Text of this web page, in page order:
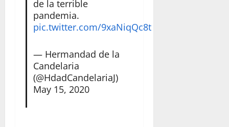
de la terrible
pandemia.
pic.twitter.com/9xaNiqQc8t
— Hermandad de la
Candelaria
(@HdadCandelariaJ)
May 15, 2020